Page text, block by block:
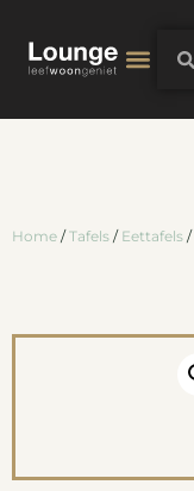
Home /Tafels / Eettafels /